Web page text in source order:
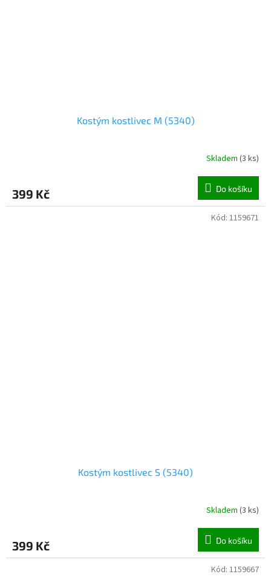
Kostým kostlivec M (5340)
Skladem (3 ks)
399 Kč Do košíku
Kostým kostlivec S (5340)
Skladem (3 ks)
399 Kč Do košíku
Kód: 1159671
Kód: 1159667